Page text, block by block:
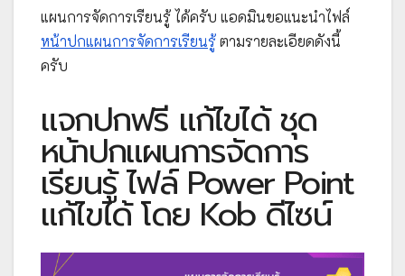
แผนการจัดการเรียนรู้ ได้ครับ แอดมินขอแนะนำไฟล์
หน้าปกแผนการจัดการเรียนรู้ตามรายละเอียดดังนี้
ครับ
แจกปกฟรี แก้ไขได้ ชุด
หน้าปกแผนการจัดการ
เรียนรู้ ไฟล์ Power Point
แก้ไขได้ โดย Kob ดีไซน์